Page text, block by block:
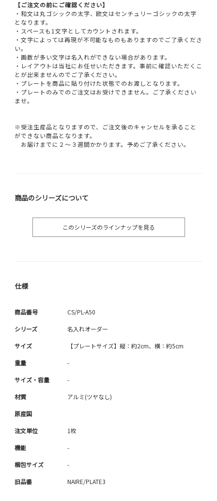
【ご注文の前にご確認ください】
・和文は丸ゴシックの太字、欧文はセンチュリーゴシックの太字
となります。
・スペースも1文字としてカウントされます。
・文字によっては再現が不可能なものもありますのでご了承くださ
い。
・画数が多い文字は名入れができない場合があります。
・レイアウトは当社にお任せいただきます。事前に確認いただくこ
とが出来ませんのでご了承ください。
・プレートを商品に貼り付けた状態でのお渡しとなります。
・プレートのみでのご注文はお受けできません。ご了承ください
ませ。
※受注生産品となりますので、ご注文後のキャンセルを承ること
ができない商品となります。
お届けまでに２～３週間かかります。予めご了承ください。
商品のシリーズについて
このシリーズのラインナップを見る
仕様
商品番号 CS/PL-A50
シリーズ 名入れオーダー
サイズ 【プレートサイズ】縦：約2cm、横：約5cm
重量 -
サイズ・容量 -
材質 アルミ(ツヤなし)
原産国
注文単位 1枚
機能 -
梱包サイズ -
旧品番 NAIRE/PLATE3